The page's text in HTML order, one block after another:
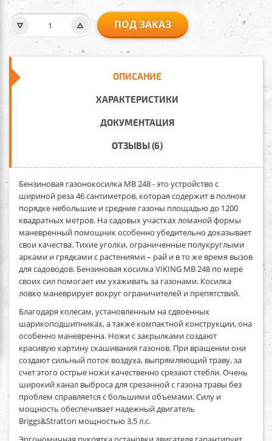
ПОД ЗАКАЗ
ОПИСАНИЕ
ХАРАКТЕРИСТИКИ
ДОКУМЕНТАЦИЯ
ОТЗЫВЫ (6)
Бензиновая газонокосилка MB 248- это устройство с
шириной реза 46 сантиметров, которая содержит в полном
порядке небольшие и средние газоны площадью до 1200
квадратных метров. На садовых участках ломаной формы
маневренный помощник особенно убедительно доказывает
свои качества. Тихие уголки, ограниченные полукруглыми
арками и грядками с растениями – рай и в то же время вызов
для садоводов. Бензиновая косилка VIKING MB 248 по мере
своих сил помогает им ухаживать за газонами. Косилка
ловко маневрирует вокруг ограничителей и препятствий.
Благодаря колесам, установленным на сдвоенных
шарикоподшипниках, а также компактной конструкции, она
особенно маневренна. Ножи с закрылками создают
красивую картину скашивания газонов. При вращении они
создают сильный поток воздуха, выпрямляющий траву, за
счет этого острые ножи качественно срезают стебли. Очень
широкий канал выброса для срезанной с газона травы без
проблем справляется с большими объемами. Силу и
мощность обеспечивает надежный двигатель
Briggs&Stratton мощностью 3,5 л.с.